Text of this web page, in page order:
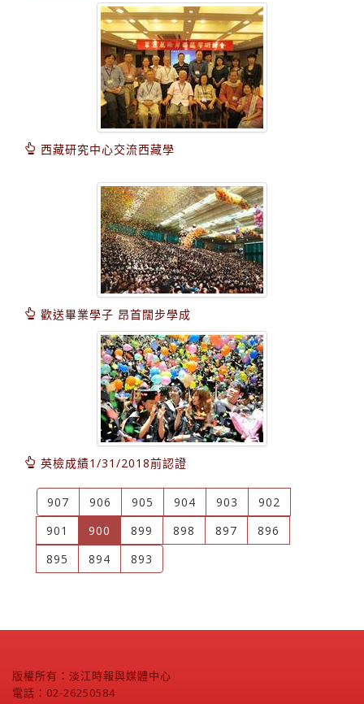
西藏研究中心交流西藏學
歡送畢業學子 昂首闊步學成
英檢成績1/31/2018前認證
907 906 905 904 903
902
901
900 (current)
899 898 897
896
895
894 893
版權所有：淡江時報與媒體中心
電話：02-26250584